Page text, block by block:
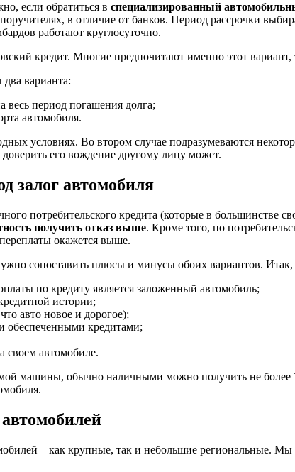
если обратиться в специализированный
в отличие от банков. Период рассрочки
работают круглосуточно.
кредит. Многие предпочитают именно этот вариант,
варианта:
весь период погашения долга;
автомобиля.
условиях. Во втором случае подразумеваются
его вождение другому лицу может.
залог автомобиля
потребительского кредита (которые в большинстве
получить отказ выше. Кроме того, по
окажется выше.
сопоставить плюсы и минусы обоих вариантов.
по кредиту является заложенный автомобиль;
истории;
авто новое и дорогое);
обеспеченными кредитами;
своем автомобиле.
машины, обычно наличными можно получить не более
– как крупные, так и небольшие региональные.